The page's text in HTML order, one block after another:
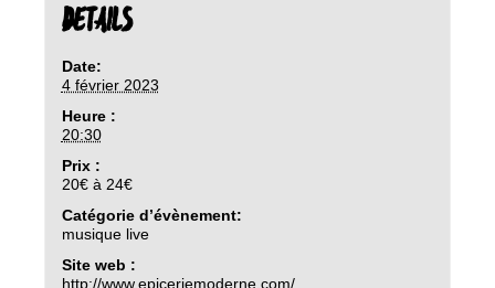
DETAILS
Date:
4 février 2023
Heure :
20:30
Prix :
20€ à 24€
Catégorie d’évènement:
musique live
Site web :
http://www.epiceriemoderne.com/